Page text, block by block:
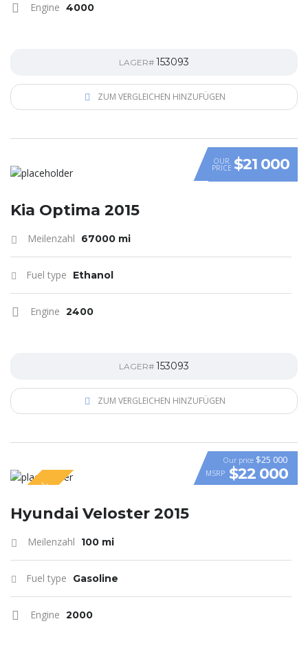
Engine 4000
LAGER# 153093
ZUM VERGLEICHEN HINZUFÜGEN
OUR
PRICE $21 000
Kia Optima 2015
Meilenzahl 67000 mi
Fuel type Ethanol
Engine 2400
LAGER# 153093
ZUM VERGLEICHEN HINZUFÜGEN
VIDEO
SPECIAL
Our price $25 000
MSRP $22 000
Hyundai Veloster 2015
Meilenzahl 100 mi
Fuel type Gasoline
Engine 2000